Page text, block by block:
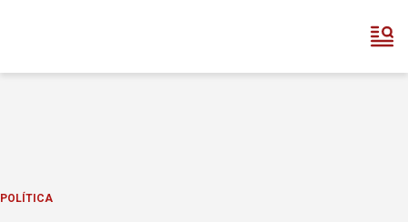
POLÍTICA